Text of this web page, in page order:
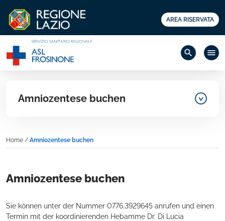
AREA RISERVATA
search menu
Amniozentese buchen
Home / Amniozentese buchen
Amniozentese buchen
Sie können unter der Nummer 0776.3929645 anrufen und einen
Termin mit der koordinierenden Hebamme Dr. Di Lucia